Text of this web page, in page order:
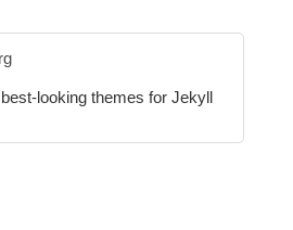
looking themes for Jekyll